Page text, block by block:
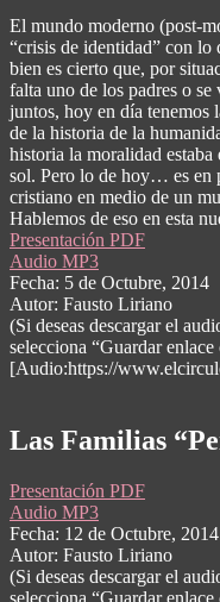
El mundo moderno (post-
“crisis de identidad” con lo
bien es cierto que, por
falta uno de los padres o
juntos, hoy en día tenemos
de la historia de la
historia la moralidad
sol. Pero lo de hoy… es en
cristiano en medio de un
Hablemos de eso en esta
Presentación PDF
Audio MP3
Fecha: 5 de Octubre, 2014
Autor: Fausto Liriano
(Si deseas descargar el
selecciona “Guardar
[Audio:https://
Las Familias
Presentación PDF
Audio MP3
Fecha: 12 de Octubre, 2014
Autor: Fausto Liriano
(Si deseas descargar el
selecciona “Guardar